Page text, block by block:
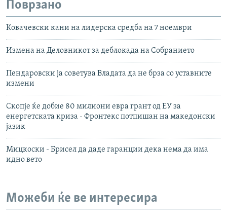
Поврзано
Ковачевски кани на лидерска средба на 7 ноември
Измена на Деловникот за деблокада на Собранието
Пендаровски ја советува Владата да не брза со уставните
измени
Скопје ќе добие 80 милиони евра грант од ЕУ за
енергетската криза - Фронтекс потпишан на македонски
јазик
Мицкоски - Брисел да даде гаранции дека нема да има
идно вето
Можеби ќе ве интересира